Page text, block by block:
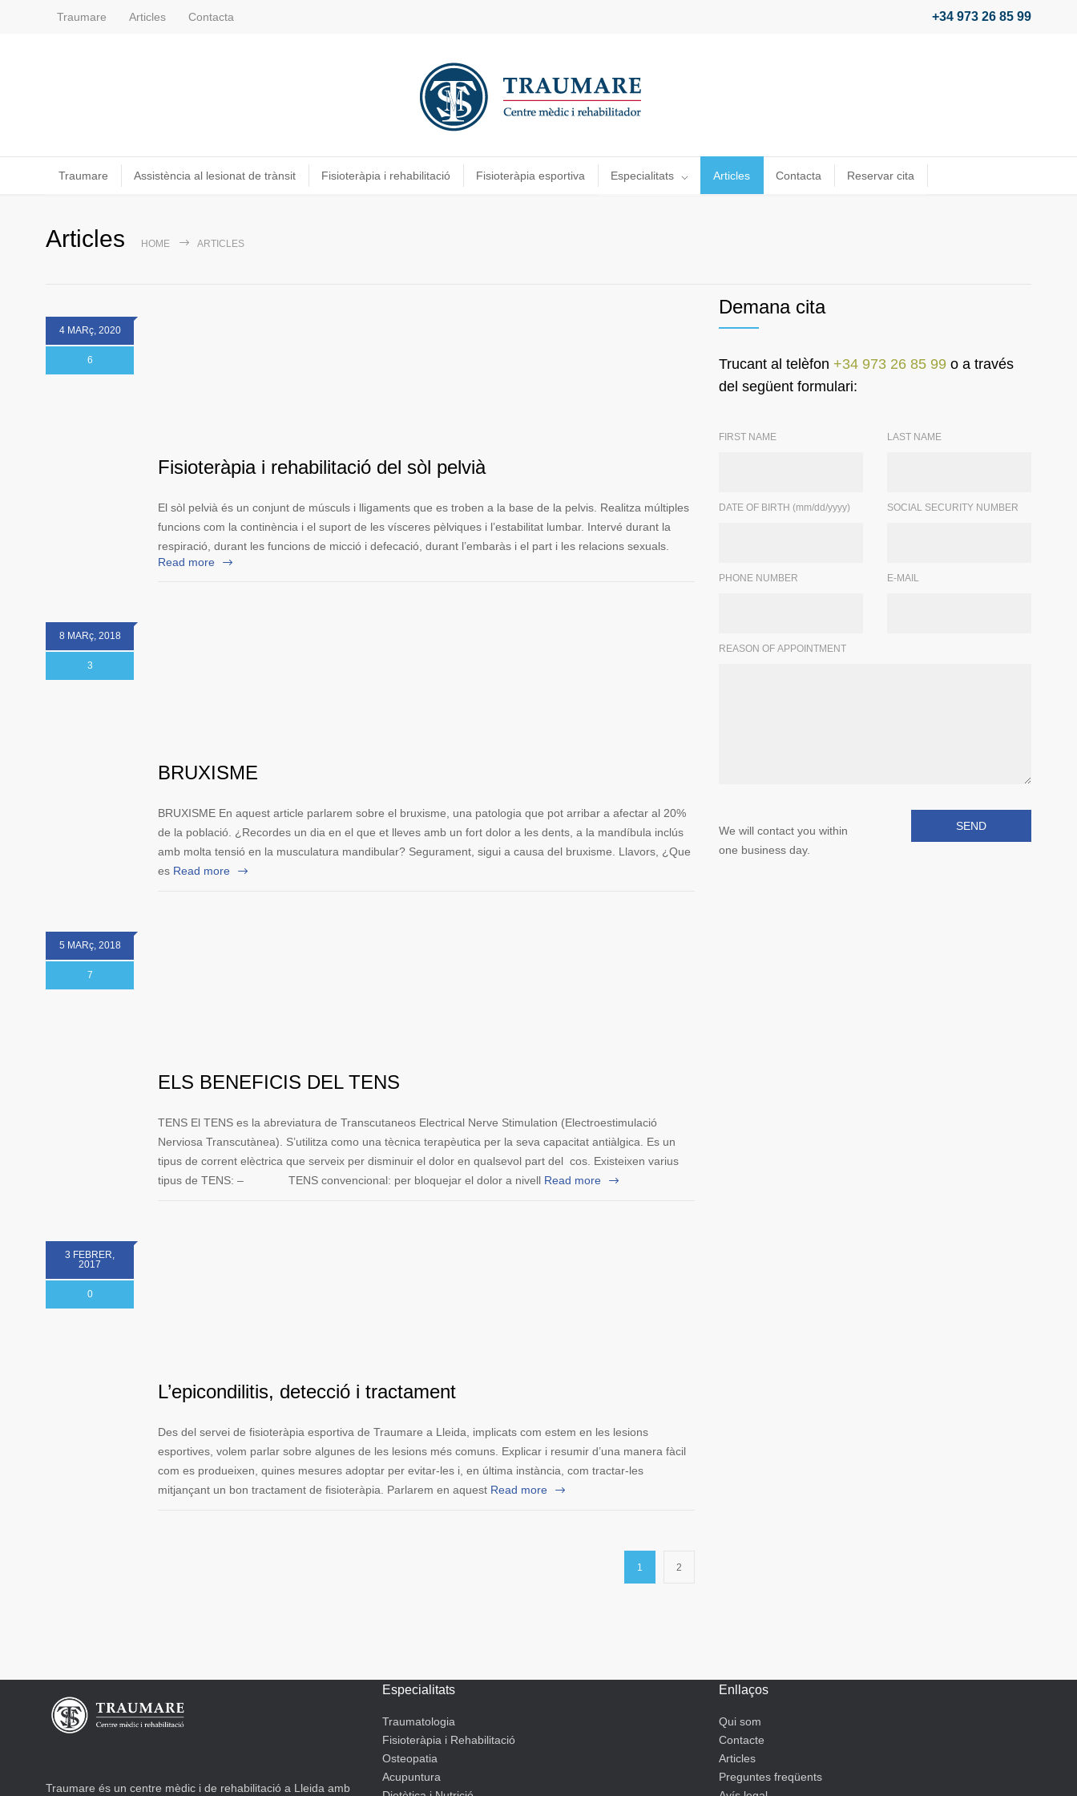
Traumare Articles Contacta +34 973 26 85 99
Traumare Assistència al lesionat de trànsit Fisioteràpia i rehabilitació Fisioteràpia esportiva Especialitats Articles Contacta Reservar cita
Articles HOME ARTICLES
4 MARç, 2020
6
Fisioteràpia i rehabilitació del sòl pelvià
El sòl pelvià és un conjunt de músculs i lligaments que es troben a la base de la pelvis. Realitza múltiples
funcions com la continència i el suport de les vísceres pèlviques i l’estabilitat lumbar. Intervé durant la
respiració, durant les funcions de micció i defecació, durant l’embaràs i el part i les relacions sexuals.
Read more
8 MARç, 2018
3
BRUXISME
BRUXISME En aquest article parlarem sobre el bruxisme, una patologia que pot arribar a afectar al 20%
de la població. ¿Recordes un dia en el que et lleves amb un fort dolor a les dents, a la mandíbula inclús
amb molta tensió en la musculatura mandibular? Segurament, sigui a causa del bruxisme. Llavors, ¿Que
es Read more
5 MARç, 2018
7
ELS BENEFICIS DEL TENS
TENS El TENS es la abreviatura de Transcutaneos Electrical Nerve Stimulation (Electroestimulació
Nerviosa Transcutànea). S’utilitza como una tècnica terapèutica per la seva capacitat antiàlgica. Es un
tipus de corrent elèctrica que serveix per disminuir el dolor en qualsevol part del cos. Existeixen varius
tipus de TENS: – TENS convencional: per bloquejar el dolor a nivell Read more
3 FEBRER,
2017
0
L’epicondilitis, detecció i tractament
Des del servei de fisioteràpia esportiva de Traumare a Lleida, implicats com estem en les lesions
esportives, volem parlar sobre algunes de les lesions més comuns. Explicar i resumir d’una manera fàcil
com es produeixen, quines mesures adoptar per evitar-les i, en última instància, com tractar-les
mitjançant un bon tractament de fisioteràpia. Parlarem en aquest Read more
1 2
Demana cita
Trucant al telèfon +34 973 26 85 99 o a través
del següent formulari:
FIRST NAME
DATE OF BIRTH (mm/dd/yyyy)
PHONE NUMBER
LAST NAME
SOCIAL SECURITY NUMBER
E-MAIL
REASON OF APPOINTMENT
We will contact you within
one business day.
Traumare és un centre mèdic i de rehabilitació a Lleida amb
Especialitats
Traumatologia
Fisioteràpia i Rehabilitació
Osteopatia
Acupuntura
Enllaços
Qui som
Contacte
Articles
Preguntes freqüents